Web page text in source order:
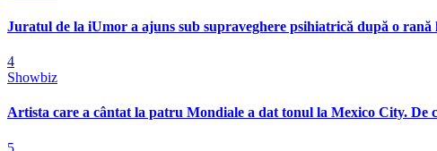
Juratul de la iUmor a ajuns sub supraveghere psihiatrică după o rană
4
Showbiz
Artista care a cântat la patru Mondiale a dat tonul la Mexico City. De
5